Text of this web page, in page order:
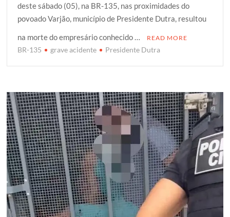
t
t
e
r
e
b
o
o
t
s
A
p
g
g
e
r
r
e
deste sábado (05), na BR-135, nas proximidades do
povoado Varjão, município de Presidente Dutra, resultou
na morte do empresário conhecido …
READ MORE
BR-135 grave acidente Presidente Dutra